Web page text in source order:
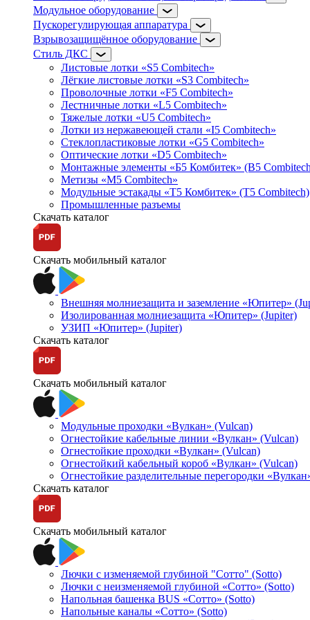
Модульное оборудование
Пускорегулирующая аппаратура
Взрывозащищённое оборудование
Стиль ДКС
Листовые лотки «S5 Combitech»
Лёгкие листовые лотки «S3 Combitech»
Проволочные лотки «F5 Combitech»
Лестничные лотки «L5 Combitech»
Тяжелые лотки «U5 Combitech»
Лотки из нержавеющей стали «I5 Combitech»
Стеклопластиковые лотки «G5 Combitech»
Оптические лотки «D5 Combitech»
Монтажные элементы «Б5 Комбитек» (B5
Метизы «M5 Combitech»
Модульные эстакады «Т5 Комбитек» (T5 Combitech)
Промышленные разъемы
Скачать каталог
Скачать мобильный каталог
Внешняя молниезащита и заземление «Юпитер»
Изолированная молниезащита «Юпитер» (Jupiter)
УЗИП «Юпитер» (Jupiter)
Скачать каталог
Скачать мобильный каталог
Модульные проходки «Вулкан» (Vulcan)
Огнестойкие кабельные линии «Вулкан» (Vulcan)
Огнестойкие проходки «Вулкан» (Vulcan)
Огнестойкий кабельный короб «Вулкан» (Vulcan)
Огнестойкие разделительные перегородки
Скачать каталог
Скачать мобильный каталог
Лючки с изменяемой глубиной "Сотто" (Sotto)
Лючки с неизменяемой глубиной «Сотто» (Sotto)
Напольная башенка BUS «Сотто» (Sotto)
Напольные каналы «Сотто» (Sotto)